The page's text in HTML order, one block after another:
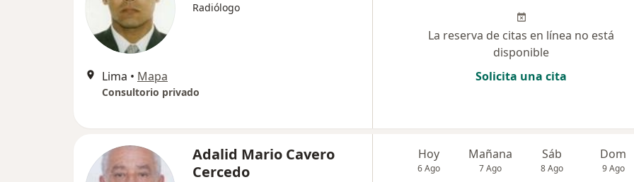
Radiólogo
Lima • Mapa
Consultorio privado
La reserva de citas en línea no está
disponible
Solicita una cita
Adalid Mario Cavero
Cercedo
Hoy
6 Ago
Mañana
7 Ago
Sáb
8 Ago
Dom
9 Ago